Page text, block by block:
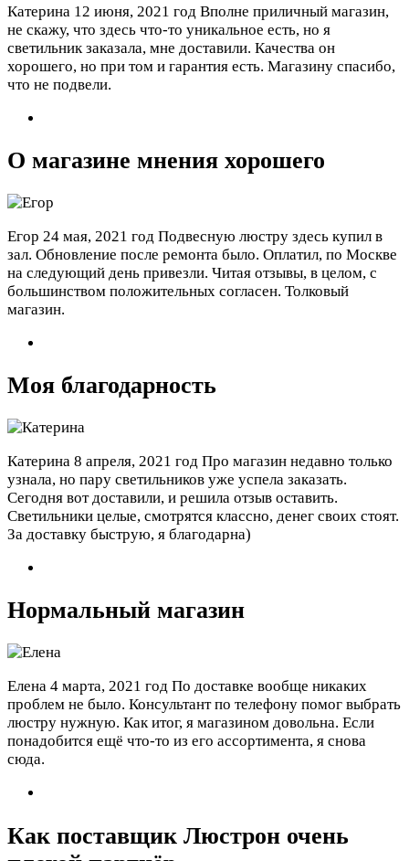
Катерина 12 июня, 2021 год Вполне приличный магазин,
не скажу, что здесь что-то уникальное есть, но я
светильник заказала, мне доставили. Качества он
хорошего, но при том и гарантия есть. Магазину спасибо,
что не подвели.
О магазине мнения хорошего
Егор 24 мая, 2021 год Подвесную люстру здесь купил в
зал. Обновление после ремонта было. Оплатил, по Москве
на следующий день привезли. Читая отзывы, в целом, с
большинством положительных согласен. Толковый
магазин.
Моя благодарность
Катерина 8 апреля, 2021 год Про магазин недавно только
узнала, но пару светильников уже успела заказать.
Сегодня вот доставили, и решила отзыв оставить.
Светильники целые, смотрятся классно, денег своих стоят.
За доставку быструю, я благодарна)
Нормальный магазин
Елена 4 марта, 2021 год По доставке вообще никаких
проблем не было. Консультант по телефону помог выбрать
люстру нужную. Как итог, я магазином довольна. Если
понадобится ещё что-то из его ассортимента, я снова
сюда.
Как поставщик Люстрон очень